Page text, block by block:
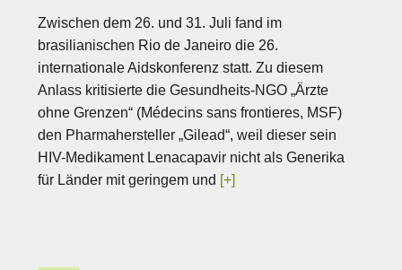
Zwischen dem 26. und 31. Juli fand im
brasilianischen Rio de Janeiro die 26.
internationale Aidskonferenz statt. Zu diesem
Anlass kritisierte die Gesundheits-NGO „Ärzte
ohne Grenzen“ (Médecins sans frontieres, MSF)
den Pharmahersteller „Gilead“, weil dieser sein
HIV-Medikament Lenacapavir nicht als Generika
für Länder mit geringem und [+]